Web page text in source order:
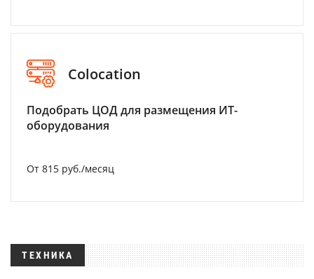
Colocation
Подобрать ЦОД для размещения ИТ-
оборудования
От 815 руб./месяц
ТЕХНИКА